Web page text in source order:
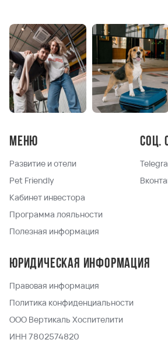
Меню
Развитие и отели
Pet Friendly
Кабинет инвестора
Программа лояльности
Полезная информация
Соц.
Юридическая информация
Правовая информация
Политика конфиденциальности
ООО Вертикаль Хоспителити
ИНН 7802574820